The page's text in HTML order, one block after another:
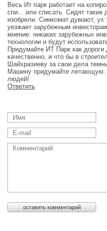
Весь Ит парк работает на
спи... или списать. Сидят
изобрели. Симкомат думают, ух
уезжает зарубежным
мнение: никаких зарубежных
технологии и будут
Придумайте ИТ Парк как
качественно, и что бы в
Шайхразиеву за свои дела
Машину придумайте летающую.
людей!
Ответить